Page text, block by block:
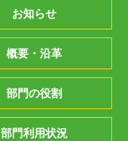
お知らせ
概要・沿革
部門の役割
部門利用状況